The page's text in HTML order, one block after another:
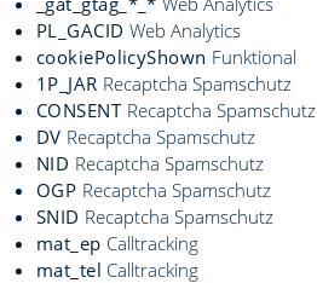
PL_GACID Web Analytics
cookiePolicyShown Funktional
1P_JAR Recaptcha Spamschutz
CONSENT Recaptcha Spamschutz
DV Recaptcha Spamschutz
NID Recaptcha Spamschutz
OGP Recaptcha Spamschutz
SNID Recaptcha Spamschutz
mat_ep Calltracking
mat_tel Calltracking